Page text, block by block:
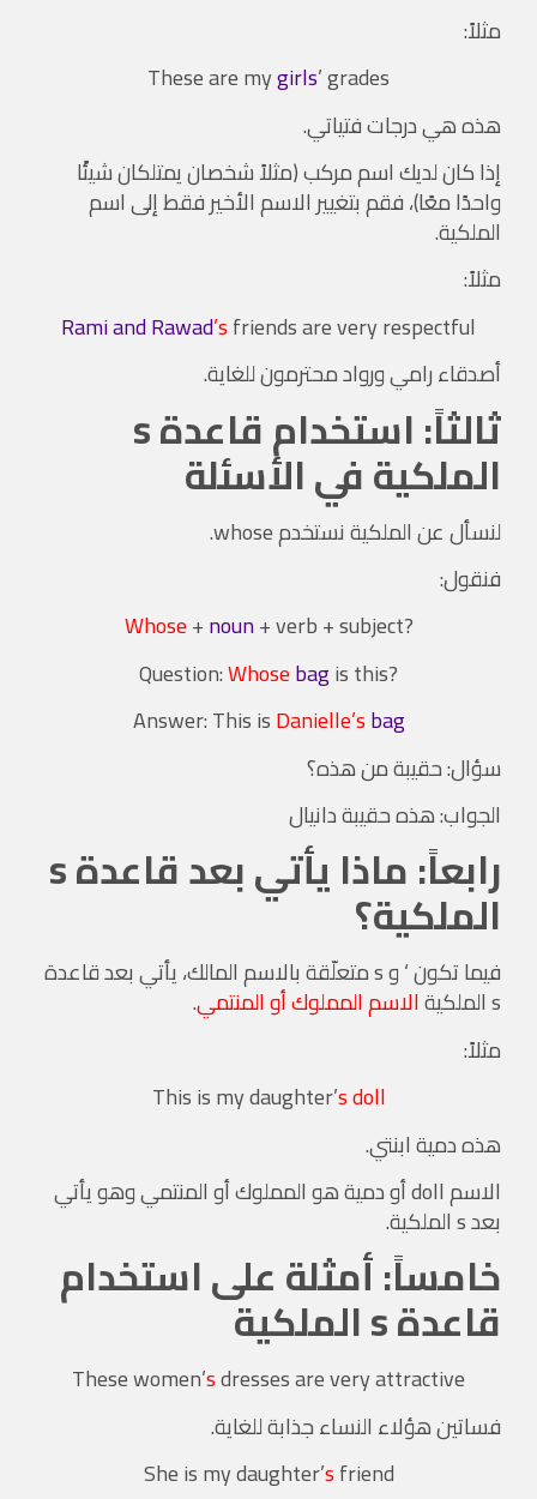
مثلاً:
These are mygirls’grades
هذه هي درجات فتياتي.
إذا كان لديكاسم مركب(مثلاً شخصان يمتلكان شيئًا
واحدًا معًا)، فقم بتغيير الاسم الأخير فقط إلى اسم
الملكية.
مثلاً:
Rami and Rawad’sfriends are very respectful
أصدقاء رامي ورواد محترمون للغاية.
ثالثاً: استخدام قاعدة s
الملكية في الأسئلة
لنسأل عن الملكية نستخدم whose.
فنقول:
?
Whose+noun+ verb + subject
?Question:
Whosebagis this
Answer: This isDanielle’sbag
سؤال: حقيبة من هذه؟
الجواب: هذه حقيبة دانيال
رابعاً: ماذا يأتي بعد قاعدة s
الملكية؟
فيما تكون ‘ و s متعلّقة بالاسم المالك، يأتي بعد قاعدة
s الملكية الاسم المملوك أو المنتمي.
مثلاً:
This is my daughter’sdoll
هذه دمية ابنتي.
الاسم doll أو دمية هو المملوك أو المنتمي وهو يأتي
بعد s الملكية.
خامساً: أمثلة على استخدام
قاعدة s الملكية
These women’sdresses are very attractive
فساتين هؤلاء النساء جذابة للغاية.
She is my daughter’sfriend